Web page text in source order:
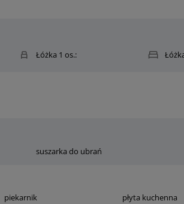
Łóżka 1 os.:
suszarka do ubrań
piekarnik płyta kuchenna